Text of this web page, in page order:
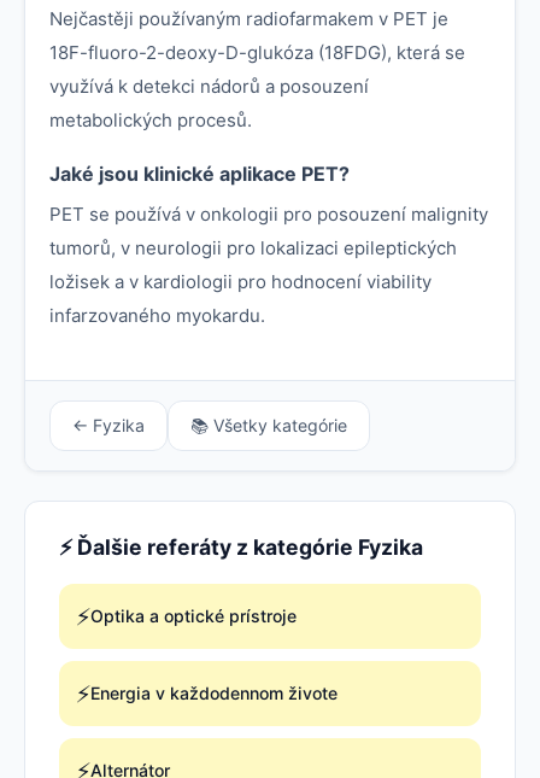
Nejčastěji používaným radiofarmakem v PET je
18F-fluoro-2-deoxy-D-glukóza (18FDG), která se
využívá k detekci nádorů a posouzení
metabolických procesů.
Jaké jsou klinické aplikace PET?
PET se používá v onkologii pro posouzení malignity
tumorů, v neurologii pro lokalizaci epileptických
ložisek a v kardiologii pro hodnocení viability
infarzovaného myokardu.
← Fyzika 📚 Všetky kategórie
⚡ Ďalšie referáty z kategórie Fyzika
⚡Optika a optické prístroje
⚡Energia v každodennom živote
⚡Alternátor